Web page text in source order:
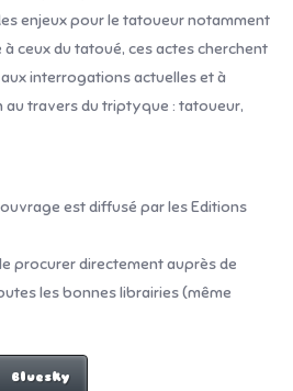
enjeux pour le tatoueur notamment
ceux du tatoué, ces actes cherchent
interrogations actuelles et à
au travers du triptyque : tatoueur,
est diffusé par les Editions
procurer directement auprès de
les bonnes librairies (même
Bluesky